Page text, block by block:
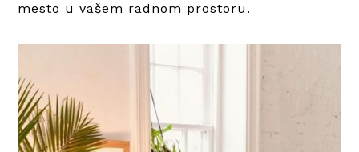
mesto u vašem radnom prostoru.